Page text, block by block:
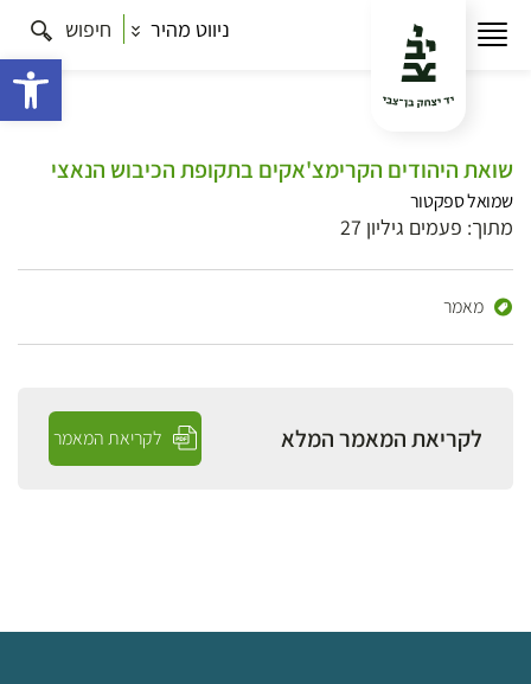
ניווט מהיר חיפוש
שואת היהודים הקרימצ'אקים בתקופת הכיבוש הנאצי
שמואל ספקטור
מתוך: פעמים גיליון 27
מאמר
לקריאת המאמר המלא לקריאת המאמר